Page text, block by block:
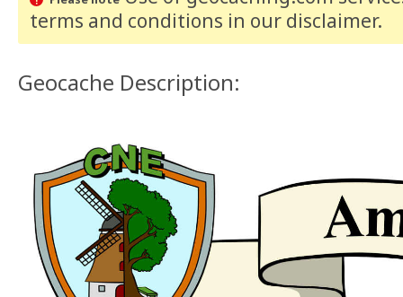
terms and conditions in our disclaimer.
Geocache Description: